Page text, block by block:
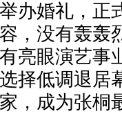
办婚礼，正
，没有轰轰
亮眼演艺事
择低调退居
，成为张桐